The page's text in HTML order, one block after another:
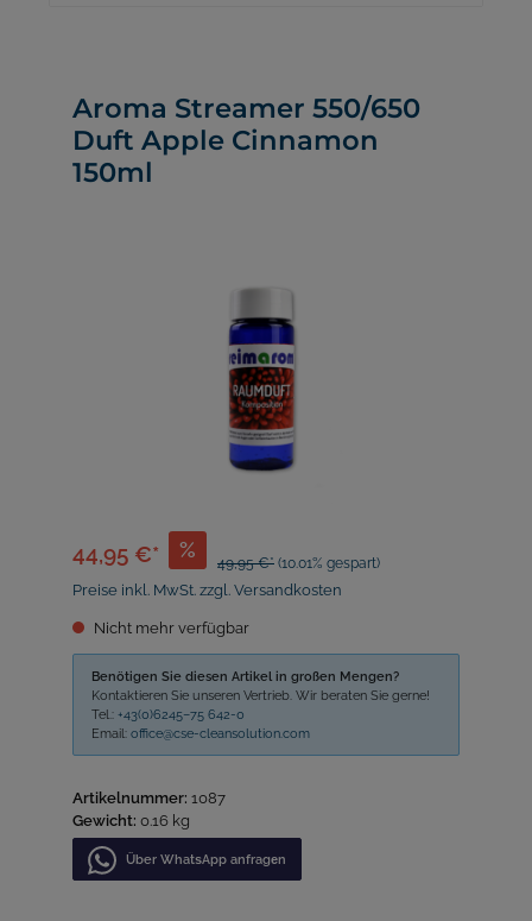
Aroma Streamer 550/650
Duft Apple Cinnamon
150ml
44,95 €* %
49,95 €* (10.01% gespart)
Preise inkl. MwSt. zzgl. Versandkosten
Nicht mehr verfügbar
Benötigen Sie diesen Artikel in großen Mengen?
Kontaktieren Sie unseren Vertrieb. Wir beraten Sie gerne!
Tel.: +43(0)6245–75 642-0
Email: office@cse-cleansolution.com
Artikelnummer: 1087
Gewicht: 0.16 kg
Über WhatѕApp anfragеn